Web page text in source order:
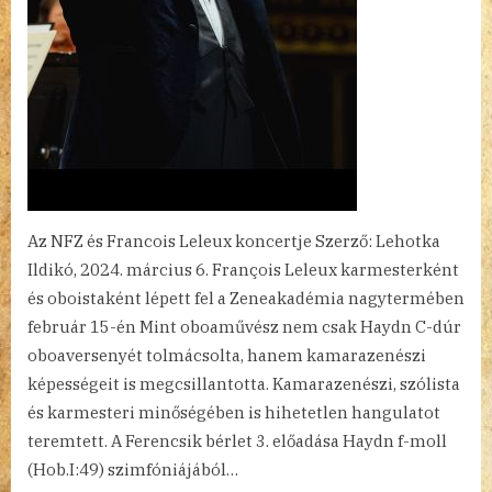
Az NFZ és Francois Leleux koncertje Szerző: Lehotka
Ildikó, 2024. március 6. François Leleux karmesterként
és oboistaként lépett fel a Zeneakadémia nagytermében
február 15-én Mint oboaművész nem csak Haydn C-dúr
oboaversenyét tolmácsolta, hanem kamarazenészi
képességeit is megcsillantotta. Kamarazenészi, szólista
és karmesteri minőségében is hihetetlen hangulatot
teremtett. A Ferencsik bérlet 3. előadása Haydn f-moll
(Hob.I:49) szimfóniájából…